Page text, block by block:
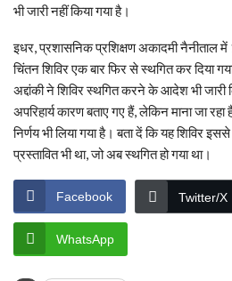
भी जारी नहीं किया गया है।
इधर, प्रशासनिक प्रशिक्षण अकादमी नैनीताल
चिंतन शिविर एक बार फिर से स्थगित कर दिया
अद्दांकी ने शिविर स्थगित करने के आदेश भी
अपरिहार्य कारण बताए गए हैं, लेकिन माना जा
निर्णय भी लिया गया है। बता दें कि यह शिविर
प्रस्तावित भी था, जो अब स्थगित हो गया था।
Facebook Twitter/X
WhatsApp